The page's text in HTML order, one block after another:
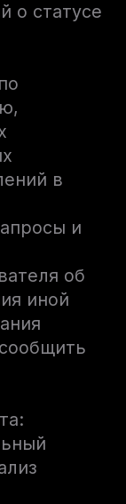
о статусе
в
и
об
иной